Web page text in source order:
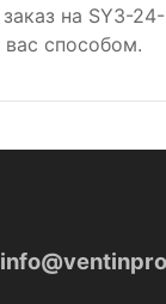
на SY3-
способом.